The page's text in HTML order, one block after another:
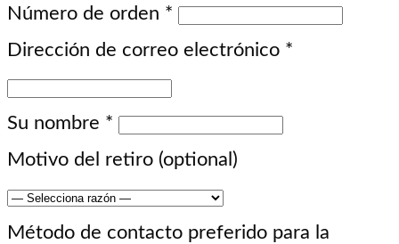
Número de orden *
Dirección de correo electrónico *
Su nombre *
Motivo del retiro (optional)
Método de contacto preferido para la